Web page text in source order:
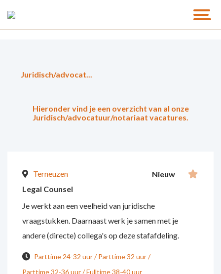
Juridisch/advocat...
Hieronder vind je een overzicht van al onze
Juridisch/advocatuur/notariaat vacatures.
Terneuzen
Legal Counsel
Je werkt aan een veelheid van juridische
vraagstukken. Daarnaast werk je samen met je
andere (directe) collega's op deze stafafdeling.
Nieuw
Parttime 24-32 uur
Parttime 32 uur
Parttime 32-36 uur
Fulltime 38-40 uur